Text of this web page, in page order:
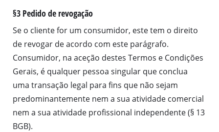
§3 Pedido de revogação
Se o cliente for um consumidor, este tem o direito
de revogar de acordo com este parágrafo.
Consumidor, na aceção destes Termos e Condições
Gerais, é qualquer pessoa singular que conclua
uma transação legal para fins que não sejam
predominantemente nem a sua atividade comercial
nem a sua atividade profissional independente (§ 13
BGB).